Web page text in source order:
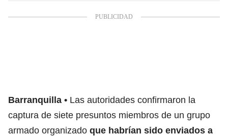
Barranquilla
Las autoridades confirmaron la
captura de siete presuntos miembros de un grupo
armado organizado que habrían sido enviados a